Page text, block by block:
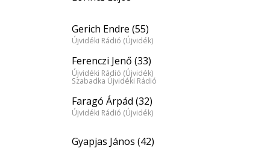
Gerich Endre (55)
Újvidéki Rádió (Újvidék)
Ferenczi Jenő (33)
Újvidéki Rádió (Újvidék)
Szabadka Újvidéki Rádió
Faragó Árpád (32)
Újvidéki Rádió (Újvidék)
Gyapjas János (42)